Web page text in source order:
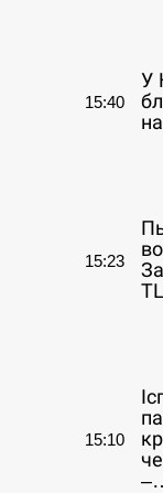
15:40
У
15:23
15:10